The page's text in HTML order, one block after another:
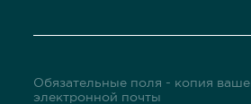
Обязательные поля - копия
электронной почты